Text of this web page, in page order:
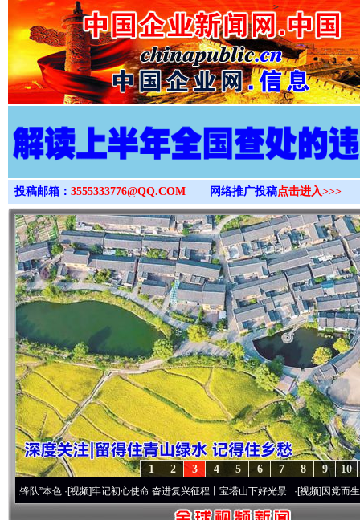
>
投稿邮箱： 3555333776@QQ.COM 网络推广投稿点击进入>>>
10
9
8
7
6
5
4
3
2
1
·[视频]牢记初心使命 奋进复兴征程丨宝塔山下好光景..·[视频]因党而生 为党而战